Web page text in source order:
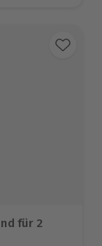
für 2